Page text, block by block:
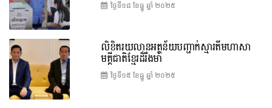
ថ្ងៃទី១៨ ខែ​ធ្នូ ឆ្នាំ ២០២៥
លិខិតរយលានអត្ថន័យបញ្ជាក់ស្មារតីមហាសា
មគ្គីជាតិខ្មែរដ៏រឹងមាំ
ថ្ងៃទី១៥ ខែ​ធ្នូ ឆ្នាំ ២០២៥